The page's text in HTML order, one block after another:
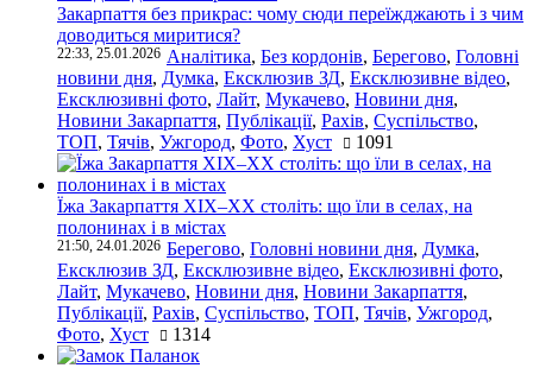
Закарпаття без прикрас: чому сюди переїжджають і з чим
доводиться миритися?
22:33, 25.01.2026 Аналітика, Без кордонів, Берегово, Головні
новини дня, Думка, Ексклюзив ЗД, Ексклюзивне відео,
Ексклюзивні фото, Лайт, Мукачево, Новини дня,
Новини Закарпаття, Публікації, Рахів, Суспільство,
ТОП, Тячів, Ужгород, Фото, Хуст 1091
Їжа Закарпаття ХІХ–ХХ століть: що їли в селах, на
полонинах і в містах
21:50, 24.01.2026 Берегово, Головні новини дня, Думка,
Ексклюзив ЗД, Ексклюзивне відео, Ексклюзивні фото,
Лайт, Мукачево, Новини дня, Новини Закарпаття,
Публікації, Рахів, Суспільство, ТОП, Тячів, Ужгород,
Фото, Хуст 1314